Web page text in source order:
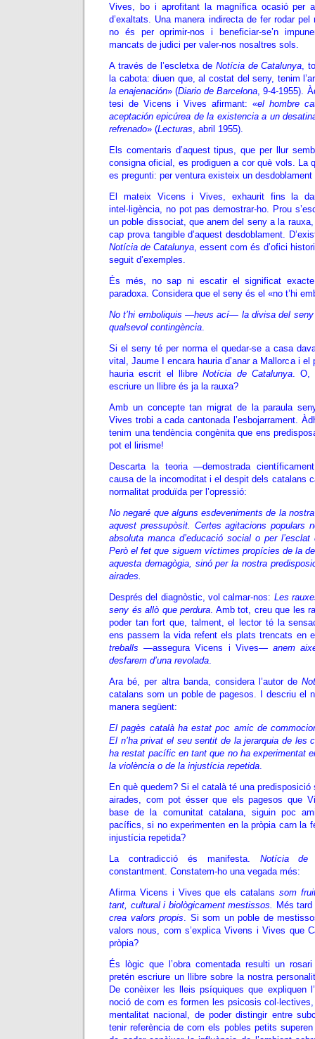
Vives, bo i aprofitant la magnífica ocasió per
d’exaltats. Una manera indirecta de fer rodar
no és per oprimir-nos i beneficiar-se’n
mancats de judici per valer-nos nosaltres sols.
A través de l’escletxa de Notícia de Catalunya ,
la cabota: diuen que, al costat del seny, tenim
la enajenación» (Diario de Barcelona , 9-4-1955).
tesi de Vicens i Vives afirmant: «el hombre
aceptación epicúrea de la existencia a un
refrenado» (Lecturas , abril 1955).
Els comentaris d’aquest tipus, que per llur
consigna oficial, es prodiguen a cor què vols. La
es pregunti: per ventura existeix un desdoblament
El mateix Vicens i Vives, exhaurit fins la
intel·ligència, no pot pas demostrar-ho. Prou
un poble dissociat, que anem del seny a la
cap prova tangible d’aquest desdoblament.
Notícia de Catalunya , essent com és d’ofici
seguit d’exemples.
És més, no sap ni escatir el significat
paradoxa. Considera que el seny és el «no t’hi
No t’hi emboliquis —heus ací— la divisa del
qualsevol contingència
Si el seny té per norma el quedar-se a casa
vital, Jaume I encara hauria d’anar a Mallorca i
hauria escrit el llibreNotícia de Catalunya .
escriure un llibre és ja la rauxa?
Amb un concepte tan migrat de la paraula
Vives trobi a cada cantonada l’esbojarrament.
tenim una tendència congènita que ens
pot el lirisme!
Descarta la teoria —demostrada
causa de la incomoditat i el despit dels catalans
normalitat produïda per l’opressió:
No negaré que alguns esdeveniments de la
aquest pressupòsit. Certes agitacions populars
absoluta manca d’educació social o per l’esclat
Però el fet que siguem víctimes propícies de la
aquesta demagògia, sinó per la nostra
airades.
Després del diagnòstic, vol calmar-nos: Les
seny és allò que perdura . Amb tot, creu que les
poder tan fort que, talment, el lector té la
ens passem la vida refent els plats trencats en
treballs —assegura Vicens i Vives—anem
desfarem d’una revolada
Ara bé, per altra banda, considera l’autor de
catalans som un poble de pagesos. I descriu el
manera següent:
El pagès català ha estat poc amic de
El n’ha privat el seu sentit de la jerarquia de les
ha restat pacífic en tant que no ha experimentat
la violència o de la injustícia repetida
En què quedem? Si el català té una
airades, com pot ésser que els pagesos que
base de la comunitat catalana, siguin poc
pacífics, si no experimenten en la pròpia carn la
injustícia repetida?
La contradicció és manifesta. Notícia de
constantment. Constatem-ho una vegada més:
Afirma Vicens i Vives que els catalans som
tant, cultural i biològicament mestissos.
Més
crea valors propis . Si som un poble de
valors nous, com s’explica Vivens i Vives que
pròpia?
És lògic que l’obra comentada resulti un rosari
pretén escriure un llibre sobre la nostra
De conèixer les lleis psíquiques que expliquen
noció de com es formen les psicosis
mentalitat nacional, de poder distingir entre
tenir referència de com els pobles petits superen